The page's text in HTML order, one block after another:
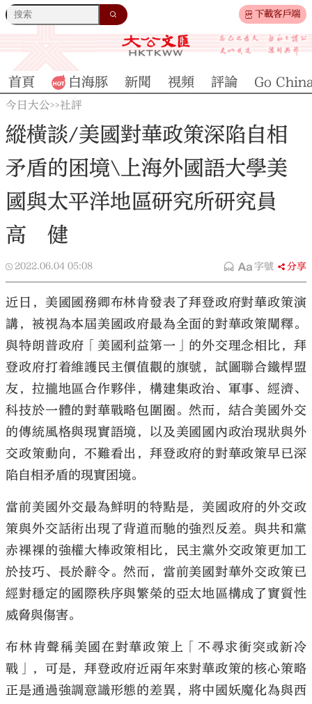
下載客戶端
大公文匯
首頁 白海豚 新聞 視頻 評論 Go
今日大公>>社評
縱橫談/美國對華政策深陷自相
矛盾的困境\上海外國語大學美
國與太平洋地區研究所研究員
高 健
2022.06.04 05:08 字號 分享
近日，美國國務卿布林肯發表了拜登政府對華政策演
講，被視為本屆美國政府最為全面的對華政策闡釋。
與特朗普政府「美國利益第一」的外交理念相比，拜
登政府打着維護民主價值觀的旗號，試圖聯合鐵桿盟
友，拉攏地區合作夥伴，構建集政治、軍事、經濟、
科技於一體的對華戰略包圍圈。然而，結合美國外交
的傳統風格與現實語境，以及美國國內政治現狀與外
交政策動向，不難看出，拜登政府的對華政策早已深
陷自相矛盾的現實困境。
當前美國外交最為鮮明的特點是，美國政府的外交政
策與外交話術出現了背道而馳的強烈反差。與共和黨
赤裸裸的強權大棒政策相比，民主黨外交政策更加工
於技巧、長於辭令。然而，當前美國對華外交政策已
經對穩定的國際秩序與繁榮的亞太地區構成了實質性
威脅與傷害。
布林肯聲稱美國在對華政策上「不尋求衝突或新冷
戰」，可是，拜登政府近兩年來對華政策的核心策略
正是通過強調意識形態的差異，將中國妖魔化為與西